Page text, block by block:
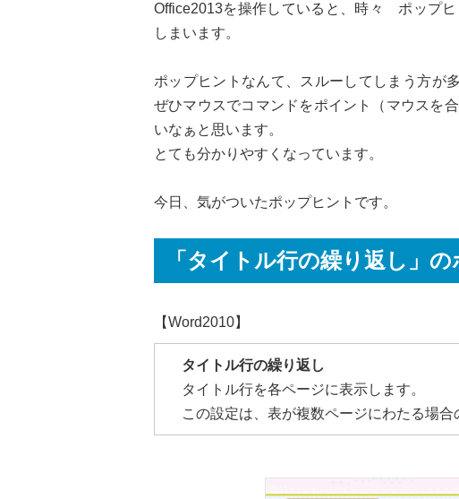
Office2013を操作していると、時々 ポップ
しまいます。
ポップヒントなんて、スルーしてしまう方が
ぜひマウスでコマンドをポイント（マウスを
いなぁと思います。
とても分かりやすくなっています。
今日、気がついたポップヒントです。
「タイトル行の繰り返し」
【Word2010】
タイトル行の繰り返し
タイトル行を各ページに表示します。
この設定は、表が複数ページにわたる場合